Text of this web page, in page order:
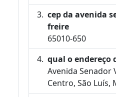
cep da avenida
freire
65010-650
qual o endereço
Avenida Senador
Centro, São Luís,